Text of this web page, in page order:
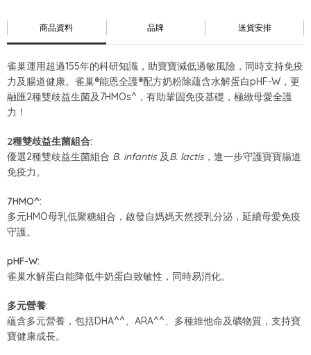
商品資料 品牌 送貨安排
雀巢運用超過155年的科研知識，助寶寶減低過敏風險，同時支持免疫
力及腸道健康。雀巢®能恩全護®配方奶粉除蘊含水解蛋白pHF-W，更
融匯2種雙歧益生菌及7HMOs^，有助鞏固免疫基礎，極緻母愛全護
力！
2種雙歧益生菌組合:
優選2種雙歧益生菌組合 B. infantis及B. lactis，進一步守護寶寶腸道
免疫力。
7HMO^:
多元HMO母乳低聚糖組合，啟發自媽媽天然授乳分泌，延續母愛免疫
守護。
pHF-W:
雀巢水解蛋白能降低牛奶蛋白致敏性，同時易消化。
多元營養:
蘊含多元營養，包括DHA^^、ARA^^、多種維他命及礦物質，支持寶
寶健康成長。